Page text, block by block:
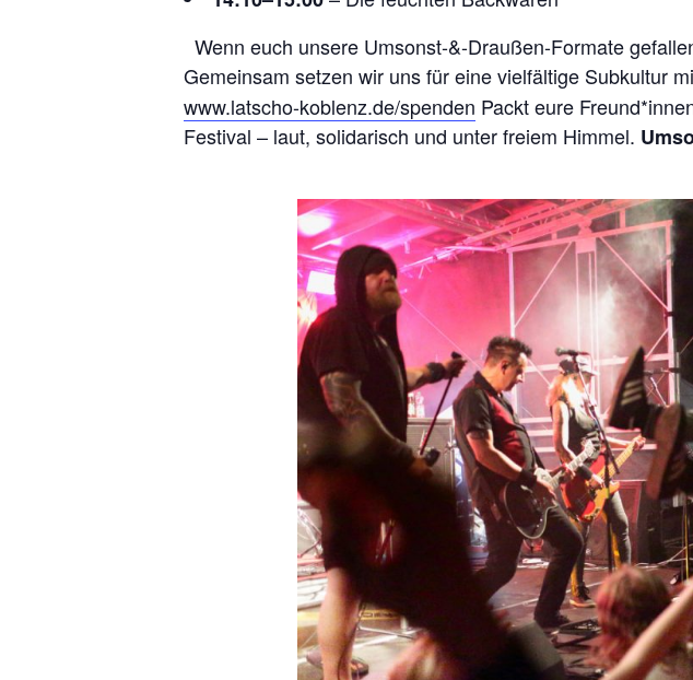
Wenn euch unsere Umsonst-&-Draußen-Formate
Gemeinsam setzen wir uns für eine vielfältige Subkultur
www.latscho-koblenz.de/spenden Packt eure
Festival – laut, solidarisch und unter freiem Himmel.